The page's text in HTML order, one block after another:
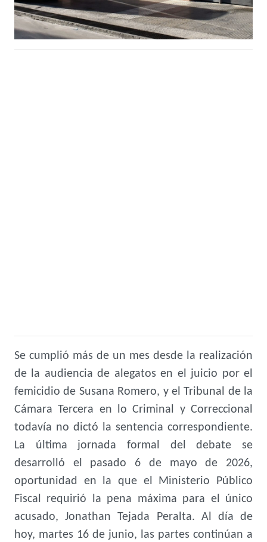
Se cumplió más de un mes desde la realización
de la audiencia de alegatos en el juicio por el
femicidio de Susana Romero, y el Tribunal de la
Cámara Tercera en lo Criminal y Correccional
todavía no dictó la sentencia correspondiente.
La última jornada formal del debate se
desarrolló el pasado 6 de mayo de 2026,
oportunidad en la que el Ministerio Público
Fiscal requirió la pena máxima para el único
acusado, Jonathan Tejada Peralta. Al día de
hoy, martes 16 de junio, las partes continúan a